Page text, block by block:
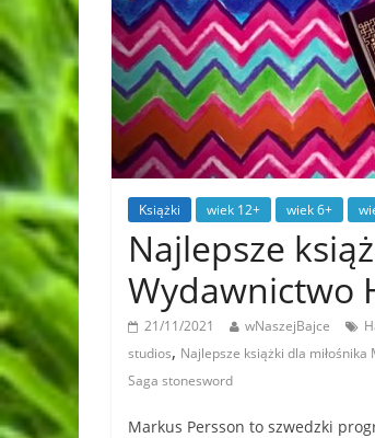
Książki wiek 12+ wiek 6+
Najlepsze
Wydawnictwo
21/11/2021 wNaszejBajce
studios, Najlepsze książki dla
Saga stonesword
Markus Persson to szwedzki